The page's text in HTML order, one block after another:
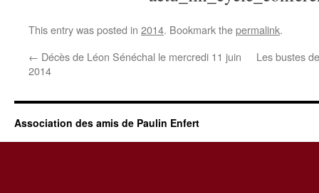
This entry was posted in 2014. Bookmark thepermalink.
← Décès de Léon Sénéchal le mercredi 11 juin
2014
Les bustes
Association des amis de Paulin Enfert